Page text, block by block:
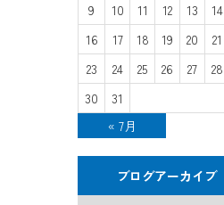
9
10 11 12 13 14
16
17 18 19 20 21
23
24 25 26 27 28
30
31
« 7月
ブログアーカイブ